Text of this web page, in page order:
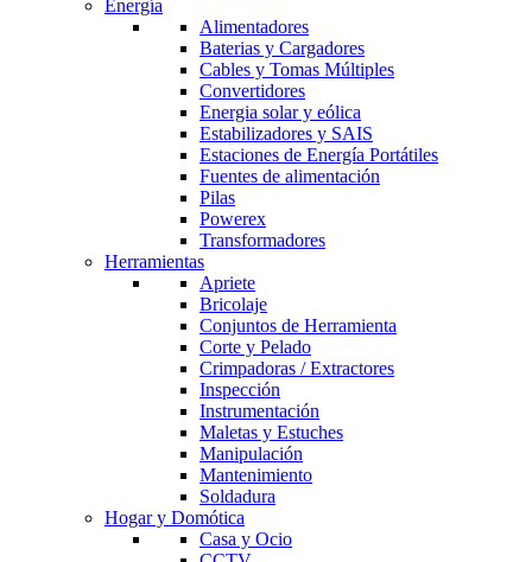
Energía
Alimentadores
Baterias y Cargadores
Cables y Tomas Múltiples
Convertidores
Energia solar y eólica
Estabilizadores y SAIS
Estaciones de Energía Portátiles
Fuentes de alimentación
Pilas
Powerex
Transformadores
Herramientas
Apriete
Bricolaje
Conjuntos de Herramienta
Corte y Pelado
Crimpadoras / Extractores
Inspección
Instrumentación
Maletas y Estuches
Manipulación
Mantenimiento
Soldadura
Hogar y Domótica
Casa y Ocio